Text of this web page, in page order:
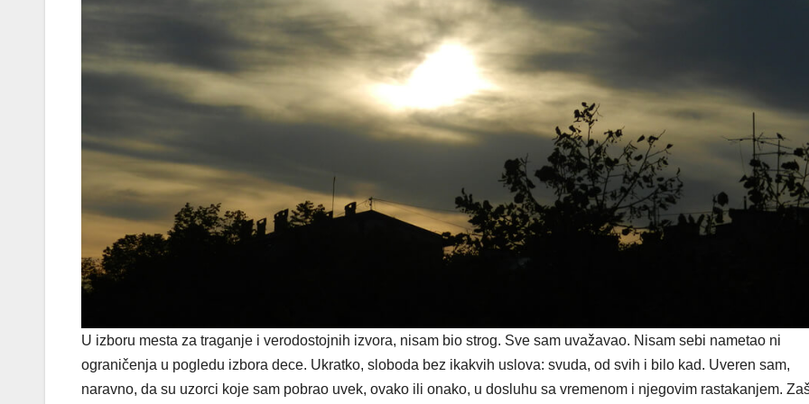
U izboru mesta za traganje i verodostojnih izvora, nisam bio strog. Sve sam uvažavao. Nisam sebi nametao ni
ograničenja u pogledu izbora dece. Ukratko, sloboda bez ikakvih uslova: svuda, od svih i bilo kad. Uveren sam,
naravno, da su uzorci koje sam pobrao uvek, ovako ili onako, u dosluhu sa vremenom i njego­vim rastakanjem.